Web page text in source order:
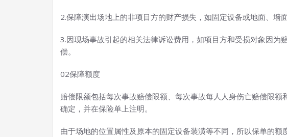
2.保障演出场地上的非项目方的财产损失，如固定设备或地面、墙面
3.因现场事故引起的相关法律诉讼费用，如项目方和受损对象因为
偿。
02保障额度
赔偿限额包括每次事故赔偿限额、每次事故每人人身伤亡赔偿限
确定，并在保险单上注明。
由于场地的位置属性及原本的固定设备装潢等不同，所以保单的